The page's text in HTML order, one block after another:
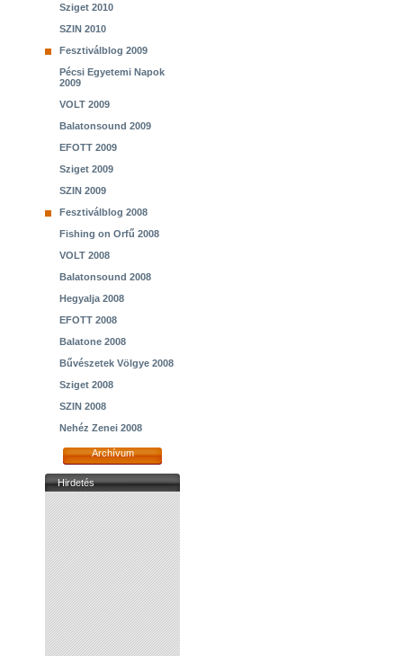
Sziget 2010
SZIN 2010
Fesztiválblog 2009
Pécsi Egyetemi Napok
2009
VOLT 2009
Balatonsound 2009
EFOTT 2009
Sziget 2009
SZIN 2009
Fesztiválblog 2008
Fishing on Orfű 2008
VOLT 2008
Balatonsound 2008
Hegyalja 2008
EFOTT 2008
Balatone 2008
Bűvészetek Völgye 2008
Sziget 2008
SZIN 2008
Nehéz Zenei 2008
Archívum
Hirdetés